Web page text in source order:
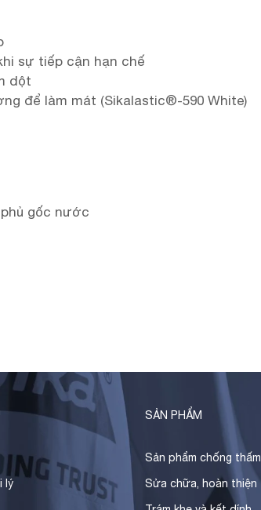
sự tiếp cận hạn chế
dột
để làm mát (Sikalastic®-590 White)
gốc nước
lý
SẢN PHẨM
Sản phẩm chống thấm
Sửa chữa, hoàn thiện